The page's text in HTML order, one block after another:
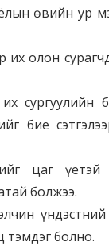
өвийн ур
олон
бие
цаг үетэй
болжээ.
тэмдэг болно.